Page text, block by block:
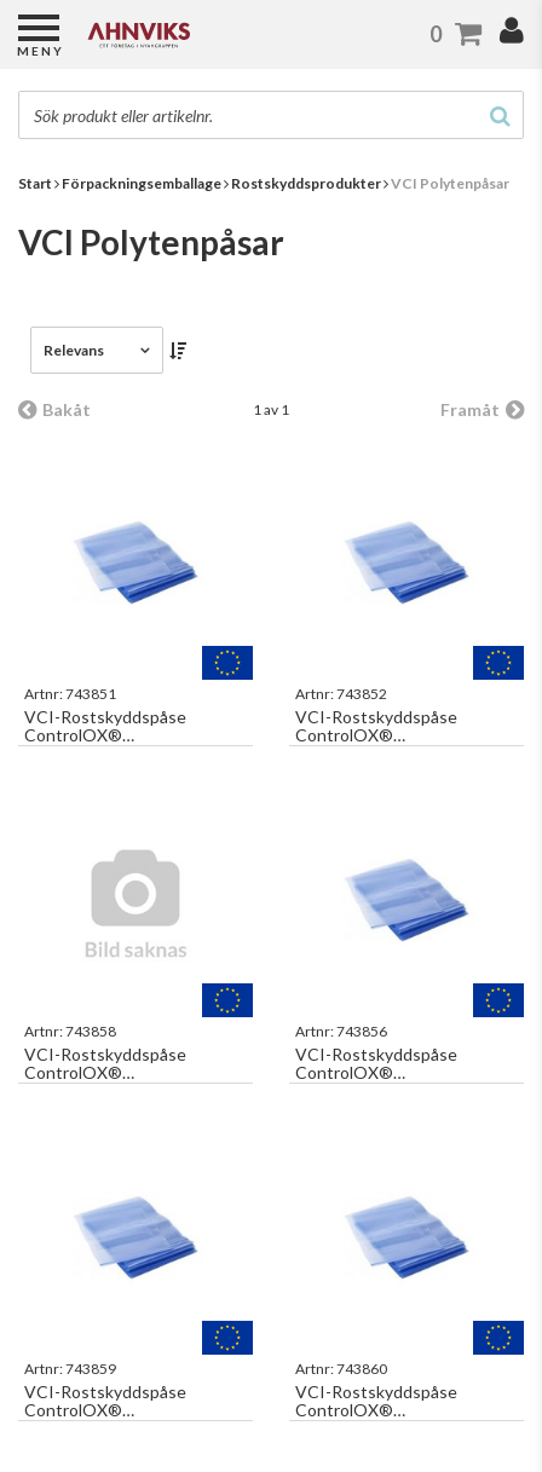
Start Förpackningsemballage Rostskyddsprodukter VCI Polytenpåsar
VCI Polytenpåsar
Relevans
Bakåt 1 av 1 Framåt
Artnr:743851
VCI-Rostskyddspåse
ControlOX®
150x200x0,10mm Blå
Artnr:743852
VCI-Rostskyddspåse
ControlOX®
230x300x0,10mm Blå
Artnr:743858
VCI-Rostskyddspåse
ControlOX®
420/320x500x0,06mm Blå
Artnr:743856
VCI-Rostskyddspåse
ControlOX®
405/310x615x0,06mm Blå
Artnr:743859
VCI-Rostskyddspåse
ControlOX®
300x410x0,10mm Blå
Artnr:743860
VCI-Rostskyddspåse
ControlOX®
400x550x0,10mm Blå
MENY
0